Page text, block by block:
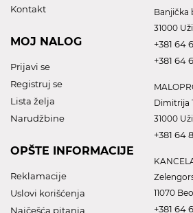
Kontakt
MOJ NALOG
Prijavi se
Registruj se
Lista želja
Narudžbine
OPŠTE INFORMACIJE
Reklamacije
Uslovi korišćenja
Najčešća pitanja
Banjička
31000
+381 64
+381 64
Dimitrija
31000
+381 64
11070
+381 64